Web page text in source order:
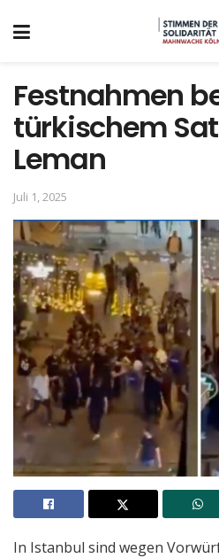
Festnahmen
türkischem
Leman
Juli 1, 2025
In Istanbul sind wegen